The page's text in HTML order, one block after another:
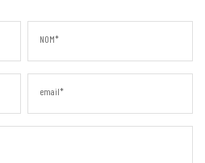
NOM*
email*